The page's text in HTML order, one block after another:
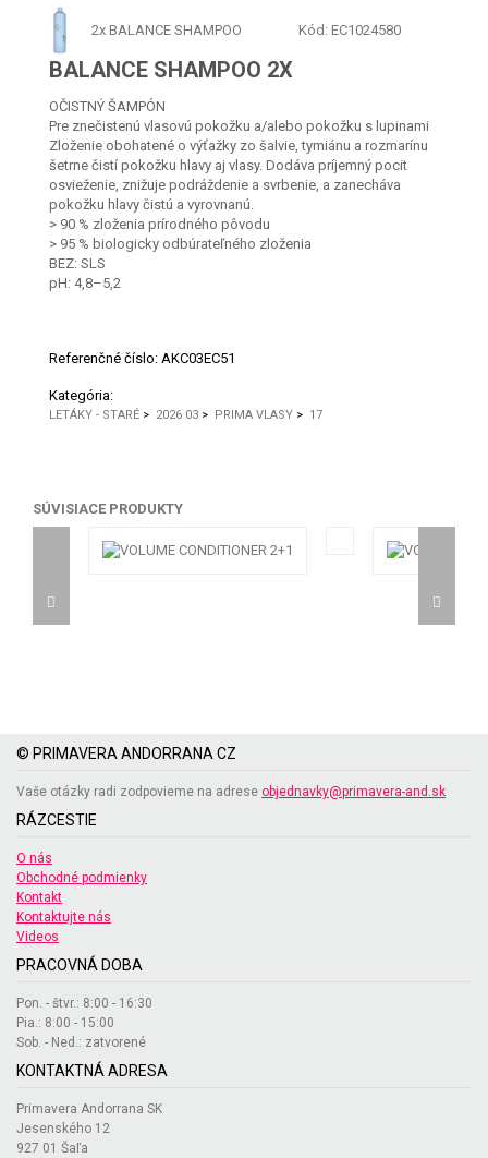
2x BALANCE SHAMPOO Kód: EC1024580
BALANCE SHAMPOO 2X
OČISTNÝ ŠAMPÓN
Pre znečistenú vlasovú pokožku a/alebo pokožku s lupinami
Zloženie obohatené o výťažky zo šalvie, tymiánu a rozmarínu
šetrne čistí pokožku hlavy aj vlasy. Dodáva príjemný pocit
osvieženie, znižuje podráždenie a svrbenie, a zanecháva
pokožku hlavy čistú a vyrovnanú.
> 90 % zloženia prírodného pôvodu
> 95 % biologicky odbúrateľného zloženia
BEZ: SLS
pH: 4,8–5,2
Referenčné číslo: AKC03EC51
Kategória:
LETÁKY - STARÉ > 2026 03 > PRIMA VLASY > 17
SÚVISIACE PRODUKTY
© PRIMAVERA ANDORRANA CZ
Vaše otázky radi zodpovieme na adrese objednavky@primavera-and.sk
RÁZCESTIE
O nás
Obchodné podmienky
Kontakt
Kontaktujte nás
Videos
PRACOVNÁ DOBA
Pon. - štvr.: 8:00 - 16:30
Pia.: 8:00 - 15:00
Sob. - Ned.: zatvorené
KONTAKTNÁ ADRESA
Primavera Andorrana SK
Jesenského 12
927 01 Šaľa